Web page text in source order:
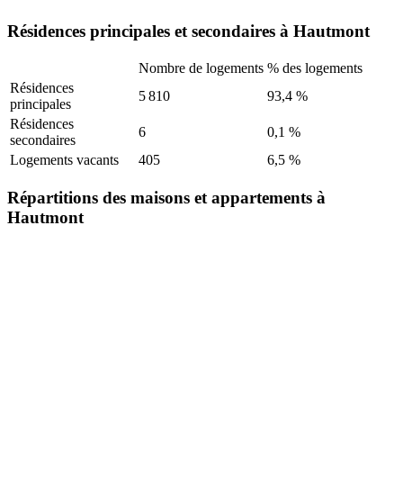
Résidences principales et secondaires à Hautmont
Nombre de logements % des logements
Résidences
principales
5 810
93,4 %
Résidences
secondaires
6
0,1 %
Logements vacants
405 6,5 %
Répartitions des maisons et appartements à
Hautmont